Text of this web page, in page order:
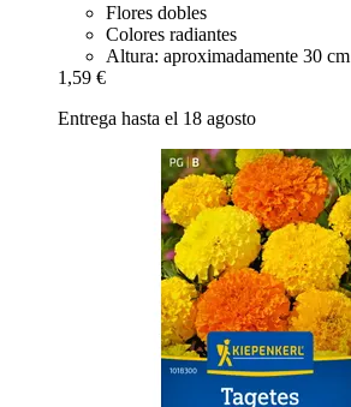
Flores dobles
Colores radiantes
Altura: aproximadamente 30 cm
1,59 €
Entrega hasta el 18 agosto